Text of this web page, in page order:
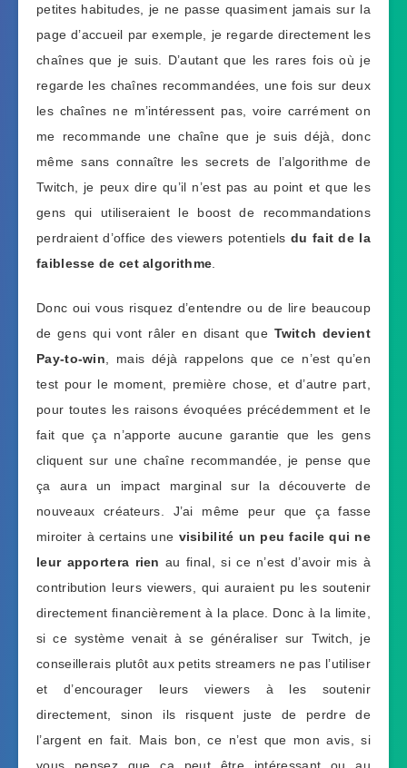
petites habitudes, je ne passe quasiment jamais sur la
page d’accueil par exemple, je regarde directement les
chaînes que je suis. D’autant que les rares fois où je
regarde les chaînes recommandées, une fois sur deux
les chaînes ne m’intéressent pas, voire carrément on
me recommande une chaîne que je suis déjà, donc
même sans connaître les secrets de l’algorithme de
Twitch, je peux dire qu’il n’est pas au point et que les
gens qui utiliseraient le boost de recommandations
perdraient d’office des viewers potentielsdu fait de la
faiblesse de cet algorithme
Donc oui vous risquez d’entendre ou de lire beaucoup
de gens qui vont râler en disant que Twitch devient
Pay-to-win , mais déjà rappelons que ce n’est qu’en
test pour le moment, première chose, et d’autre part,
pour toutes les raisons évoquées précédemment et le
fait que ça n’apporte aucune garantie que les gens
cliquent sur une chaîne recommandée, je pense que
ça aura un impact marginal sur la découverte de
nouveaux créateurs. J’ai même peur que ça fasse
miroiter à certains une visibilité un peu facile qui ne
leur apportera rien au final, si ce n’est d’avoir mis à
contribution leurs viewers, qui auraient pu les soutenir
directement financièrement à la place. Donc à la limite,
si ce système venait à se généraliser sur Twitch, je
conseillerais plutôt aux petits streamers ne pas l’utiliser
et d’encourager leurs viewers à les soutenir
directement, sinon ils risquent juste de perdre de
l’argent en fait. Mais bon, ce n’est que mon avis, si